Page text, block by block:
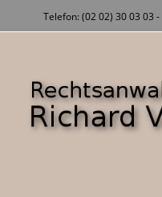
Inhalt
Telefon: (02 02) 30 03 03 -